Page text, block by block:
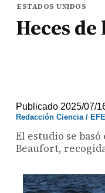
ESTADOS UNIDOS
Heces
Publicado 2025/07/
Redacción Ciencia /
El estudio se
Beaufort,